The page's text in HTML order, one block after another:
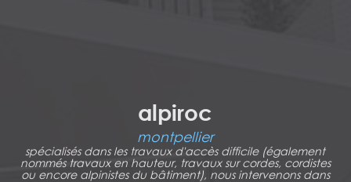
alpiroc
montpellier
spécialisés dans les travaux d'accès difficile (également
nommés travaux en hauteur, travaux sur cordes, cordistes
ou encore alpinistes du bâtiment), nous intervenons dans